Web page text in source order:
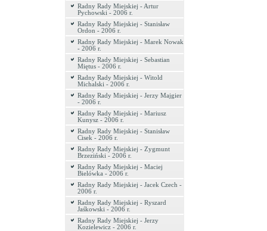
Radny Rady Miejskiej - Artur
Pychowski - 2006 r.
Radny Rady Miejskiej - Stanisław
Ordon - 2006 r.
Radny Rady Miejskiej - Marek Nowak
- 2006 r.
Radny Rady Miejskiej - Sebastian
Miętus - 2006 r.
Radny Rady Miejskiej - Witold
Michalski - 2006 r.
Radny Rady Miejskiej - Jerzy Majgier
- 2006 r.
Radny Rady Miejskiej - Mariusz
Kunysz - 2006 r.
Radny Rady Miejskiej - Stanisław
Cisek - 2006 r.
Radny Rady Miejskiej - Zygmunt
Brzeziński - 2006 r.
Radny Rady Miejskiej - Maciej
Bielówka - 2006 r.
Radny Rady Miejskiej - Jacek Czech -
2006 r.
Radny Rady Miejskiej - Ryszard
Jaśkowski - 2006 r.
Radny Rady Miejskiej - Jerzy
Kozielewicz - 2006 r.